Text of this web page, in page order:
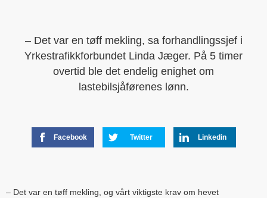
– Det var en tøff mekling, sa forhandlingssjef i
Yrkestrafikkforbundet Linda Jæger. På 5 timer
overtid ble det endelig enighet om
lastebilsjåførenes lønn.
Facebook Twitter Linkedin
– Det var en tøff mekling, og vårt viktigste krav om hevet